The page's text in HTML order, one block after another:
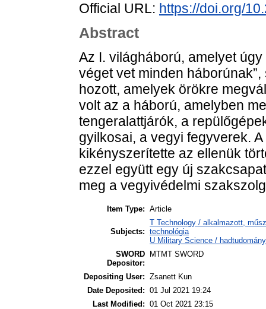
Official URL: https://doi.org/
Abstract
Az I. világháború, amelyet
véget vet minden
hozott, amelyek örökre
volt az a háború, amelyben
tengeralattjárók, a
gyilkosai, a vegyi fegyverek.
kikényszerítette az ellenük
ezzel együtt egy új
meg a vegyivédelmi
Item Type: Article
Subjects:
T Technology / alkalmazott,
technológia
U Military Science /
SWORD
Depositor:
MTMT SWORD
Depositing User: Zsanett Kun
Date Deposited: 01 Jul 2021 19:24
Last Modified: 01 Oct 2021 23:15